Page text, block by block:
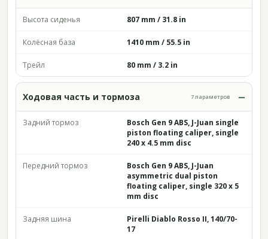
Высота сиденья 807 mm / 31.8 in
Колёсная база 1410 mm / 55.5 in
Трейл 80 mm / 3.2 in
Ходовая часть и тормоза 7 параметров
Задний тормоз
Bosch Gen 9 ABS, J-Juan single
piston floating caliper, single
240 x 4.5 mm disc
Передний тормоз
Bosch Gen 9 ABS, J-Juan
asymmetric dual piston
floating caliper, single 320 x 5
mm disc
Задняя шина
Pirelli Diablo Rosso II, 140/70-
17